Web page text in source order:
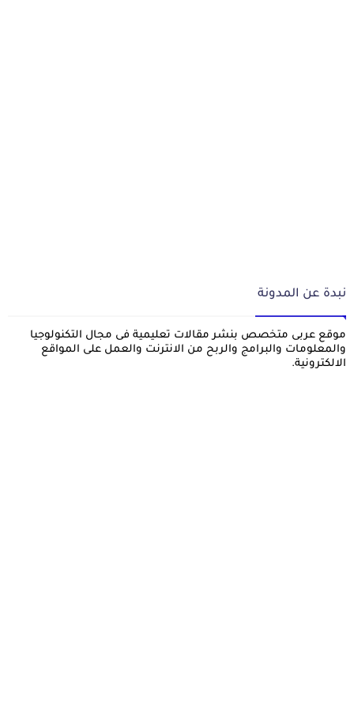
نبدة عن المدونة
موقع عربى متخصص بنشر مقالات تعليمية فى مجال التكنولوجيا
والمعلومات والبرامج والربح من الانترنت والعمل على المواقع
الالكترونية.